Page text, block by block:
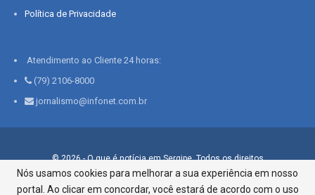
Política de Privacidade
Atendimento ao Cliente 24 horas:
(79) 2106-8000
jornalismo@infonet.com.br
© 2026 - O que é notícia em Sergipe. Todos os direitos
reservados.
Infonet - Rua Monsenhor Silveira 276, Bairro São José |
Nós usamos cookies para melhorar a sua experiência em nosso
portal. Ao clicar em concordar, você estará de acordo com o uso